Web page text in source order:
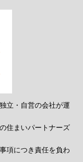
立・自営の会社が運
住まいパートナーズ
項につき責任を負わ